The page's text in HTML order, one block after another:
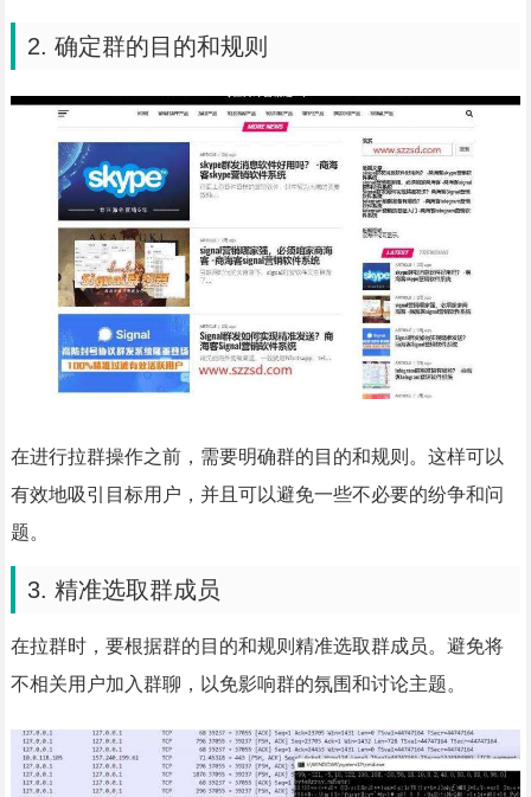
2. 确定群的目的和规则
在进行拉群操作之前，需要明确群的目的和规则。这样可以
有效地吸引目标用户，并且可以避免一些不必要的纷争和问
题。
3. 精准选取群成员
在拉群时，要根据群的目的和规则精准选取群成员。避免将
不相关用户加入群聊，以免影响群的氛围和讨论主题。